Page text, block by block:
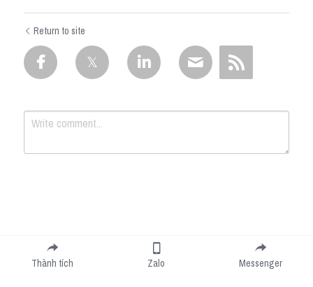
Return to site
Submit
Thành tích Zalo Messenger